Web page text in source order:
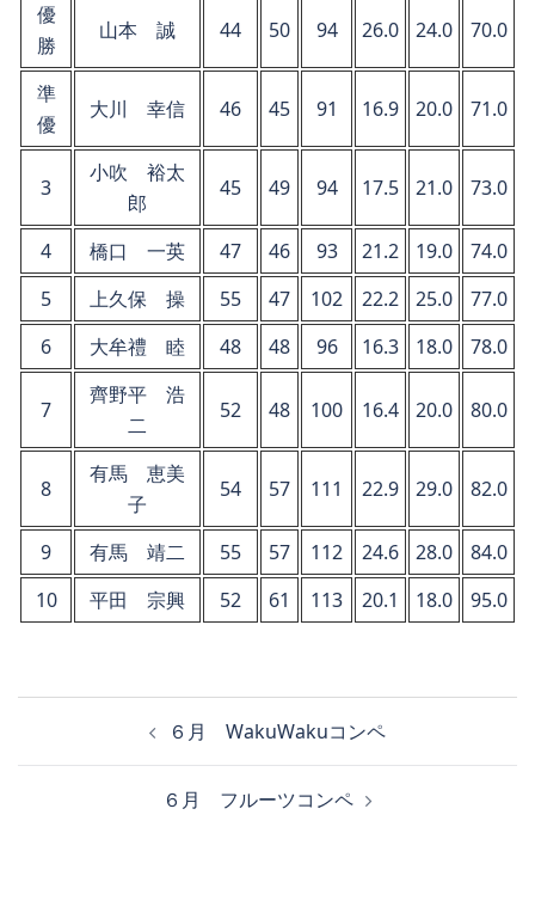
優
勝
山本 誠 44 50 94 26.0 24.0 70.0
準
優
大川 幸信 46 45 91 16.9 20.0 71.0
3
小吹 裕太
郎
45 49 94 17.5 21.0 73.0
4 橋口 一英 47 46 93 21.2 19.0
74.0
5
上久保 操 55 47 102 22.2 25.0
77.0
6
大牟禮 睦 48 48 96 16.3 18.0 78.0
7
齊野平 浩
二
52 48 100 16.4 20.0 80.0
8
有馬 恵美
子
54 57 111 22.9 29.0 82.0
9 有馬 靖二 55 57 112 24.6 28.0
84.0
10
平田 宗興 52 61 113 20.1 18.0 95.0
６月 WakuWakuコンペ
６月 フルーツコンペ